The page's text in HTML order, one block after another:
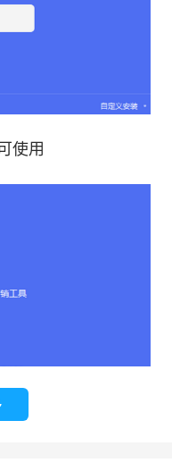
单个账号数据收
使用